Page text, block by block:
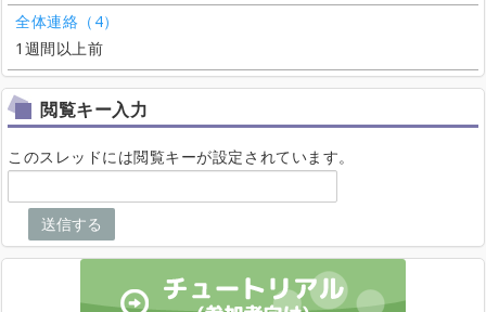
全体連絡（4）
1週間以上前
閲覧キー入力
このスレッドには閲覧キーが設定されています。
送信する